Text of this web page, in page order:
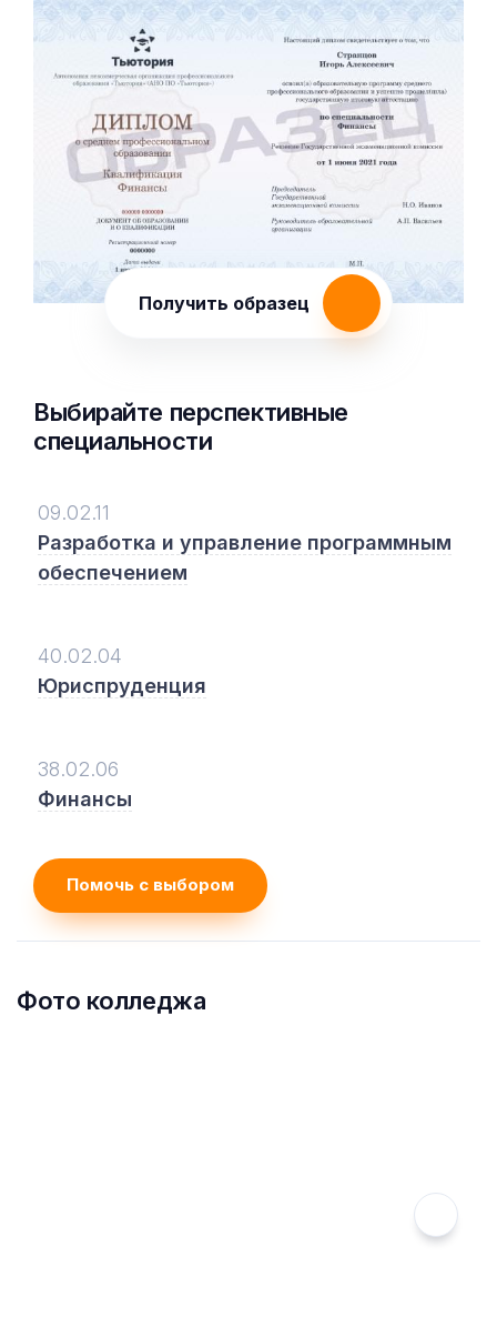
Получить образец
Выбирайте перспективные
специальности
09.02.11
Разработка и управление программным
обеспечением
40.02.04
Юриспруденция
38.02.06
Финансы
Помочь с выбором
Фото колледжа